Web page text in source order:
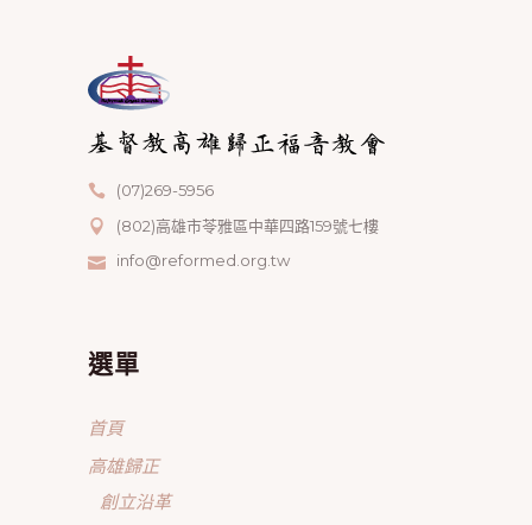
(07)269-5956
(802)高雄市苓雅區中華四路159號七樓
info@reformed.org.tw
選單
首頁
高雄歸正
創立沿革